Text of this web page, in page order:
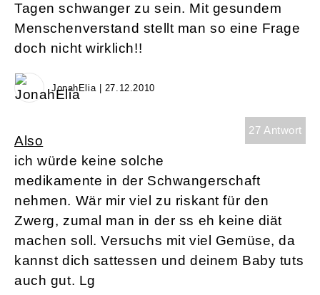
Tagen schwanger zu sein. Mit gesundem
Menschenverstand stellt man so eine Frage
doch nicht wirklich!!
JonahElia | 27.12.2010
27 Antwort
Also
ich würde keine solche
medikamente in der Schwangerschaft
nehmen. Wär mir viel zu riskant für den
Zwerg, zumal man in der ss eh keine diät
machen soll. Versuchs mit viel Gemüse, da
kannst dich sattessen und deinem Baby tuts
auch gut. Lg